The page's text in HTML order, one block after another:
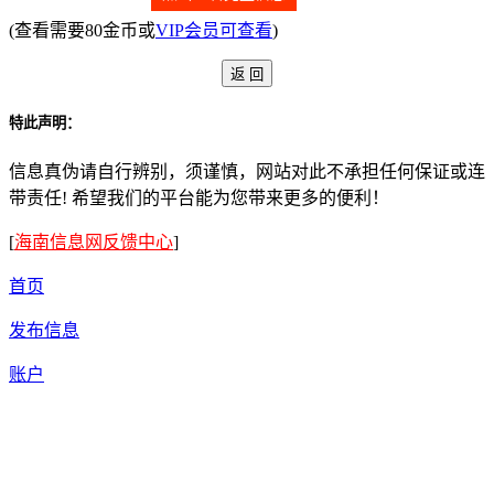
(查看需要80金币或VIP会员可查看)
特此声明：
信息真伪请自行辨别，须谨慎，网站对此不承担任何保证或连
带责任! 希望我们的平台能为您带来更多的便利！
[海南信息网反馈中心]
首页
发布信息
账户